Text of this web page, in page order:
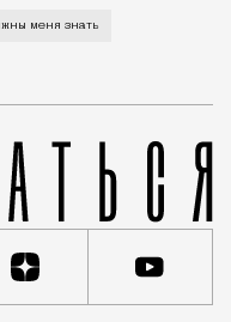
в маленьком
меня знать